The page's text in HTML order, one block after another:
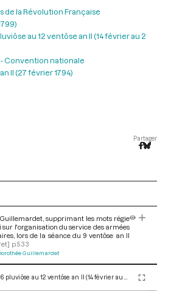
la Révolution Française
au 12 ventôse an II (14 février au 2
Convention nationale
II (27 février 1794)
Partager
supprimant les mots régie
sur l'organisation du service des armées
lors de la séance du 9 ventôse an II
p.533
Guillemardet